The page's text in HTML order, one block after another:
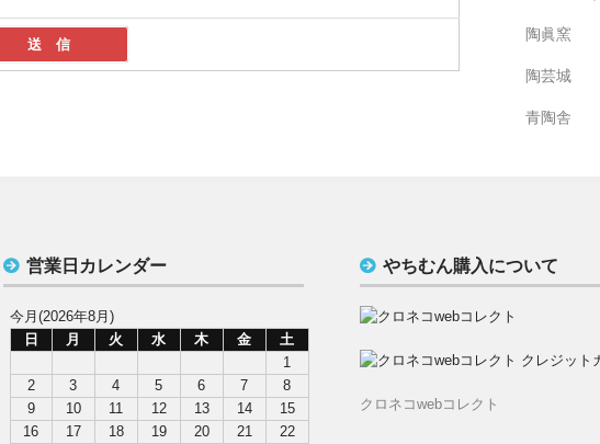
陶眞窯
陶芸城
青陶舎
営業日カレンダー
今月(2026年8月)
日
月 火 水 木 金
土
1
2
3 4 5 6 7
8
9
10 11 12 13 14
15
16
17 18 19 20 21
22
やちむん購入について
クロネコwebコレクト